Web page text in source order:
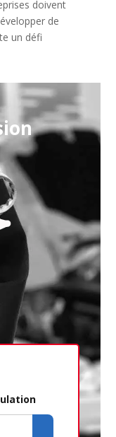
doivent
de
un défi